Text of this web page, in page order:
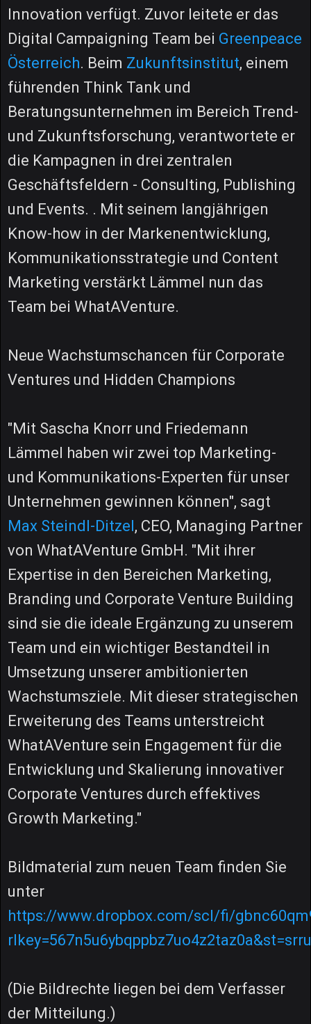
Innovation verfügt. Zuvor leitete er das
Digital Campaigning Team bei Greenpeace
Österreich. Beim Zukunftsinstitut, einem
führenden Think Tank und
Beratungsunternehmen im Bereich Trend-
und Zukunftsforschung, verantwortete er
die Kampagnen in drei zentralen
Geschäftsfeldern - Consulting, Publishing
und Events. . Mit seinem langjährigen
Know-how in der Markenentwicklung,
Kommunikationsstrategie und Content
Marketing verstärkt Lämmel nun das
Team bei WhatAVenture.
Neue Wachstumschancen für Corporate
Ventures und Hidden Champions
"Mit Sascha Knorr und Friedemann
Lämmel haben wir zwei top Marketing-
und Kommunikations-Experten für unser
Unternehmen gewinnen können", sagt
Max Steindl-Ditzel, CEO, Managing Partner
von WhatAVenture GmbH. "Mit ihrer
Expertise in den Bereichen Marketing,
Branding und Corporate Venture Building
sind sie die ideale Ergänzung zu unserem
Team und ein wichtiger Bestandteil in
Umsetzung unserer ambitionierten
Wachstumsziele. Mit dieser strategischen
Erweiterung des Teams unterstreicht
WhatAVenture sein Engagement für die
Entwicklung und Skalierung innovativer
Corporate Ventures durch effektives
Growth Marketing."
Bildmaterial zum neuen Team finden Sie
unter
https://www.dropbox.com/scl/fi/
(Die Bildrechte liegen bei dem Verfasser
der Mitteilung.)